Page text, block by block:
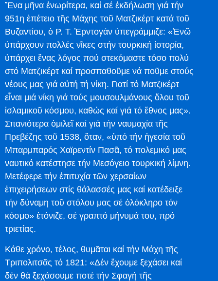
Ἕνα μῆνα ἐνωρίτερα, καί σέ ἐκδήλωση γιά τήν
951η ἐπέτειο τῆς Μάχης τοῦ Ματζικέρτ κατά τοῦ
Βυζαντίου, ὁ Ρ. Τ. Ἐρντογάν ὑπεγράμμιζε: «Ἐνῶ
ὑπάρχουν πολλές νῖκες στήν τουρκική ἱστορία,
ὑπάρχει ἕνας λόγος πού στεκόμαστε τόσο πολύ
στό Ματζικέρτ καί προσπαθοῦμε νά ποῦμε στούς
νέους μας γιά αὐτή τή νίκη. Γιατί τό Ματζικέρτ
εἶναι μιά νίκη γιά τούς μουσουλμάνους ὅλου τοῦ
ἰσλαμικοῦ κόσμου, καθώς καί γιά τό ἔθνος μας».
Σπανιότερα ὁμιλεῖ καί γιά τήν ναυμαχία τῆς
Πρεβέζης τοῦ 1538, ὅταν, «ὑπό τήν ἡγεσία τοῦ
Μπαρμπαρός Χαϊρεντίν Πασᾶ, τό πολεμικό μας
ναυτικό κατέστησε τήν Μεσόγειο τουρκική λίμνη.
Μετέφερε τήν ἐπιτυχία τῶν χερσαίων
ἐπιχειρήσεων στίς θάλασσές μας καί κατέδειξε
τήν δύναμη τοῦ στόλου μας σέ ὁλόκληρο τόν
κόσμο» ἐτόνιζε, σέ γραπτό μήνυμά του, πρό
τριετίας.
Κάθε χρόνο, τέλος, θυμᾶται καί τήν Μάχη τῆς
Τριπολιτσᾶς τό 1821: «Δέν ἔχουμε ξεχάσει καί
δέν θά ξεχάσουμε ποτέ τήν Σφαγή τῆς